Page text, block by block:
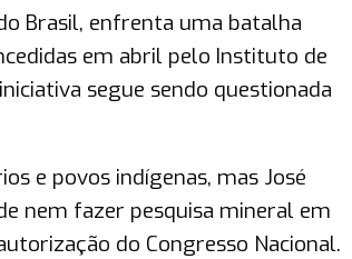
Brasil, enfrenta uma batalha
em abril pelo Instituto de
segue sendo questionada
e povos indígenas, mas José
nem fazer pesquisa mineral em
do Congresso Nacional.